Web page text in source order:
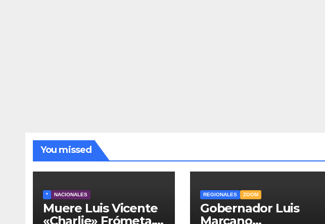
You missed
* NACIONALES
Muere Luis Vicente
«Charlie» Frómeta,
REGIONALES ZOOM
Gobernador Luis
Marcano